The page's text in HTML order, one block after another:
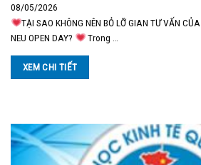
08/05/2026
TẠI SAO KHÔNG NÊN BỎ LỠ GIAN TƯ VẤN
NEU OPEN DAY?
Trong …
XEM CHI TIẾT